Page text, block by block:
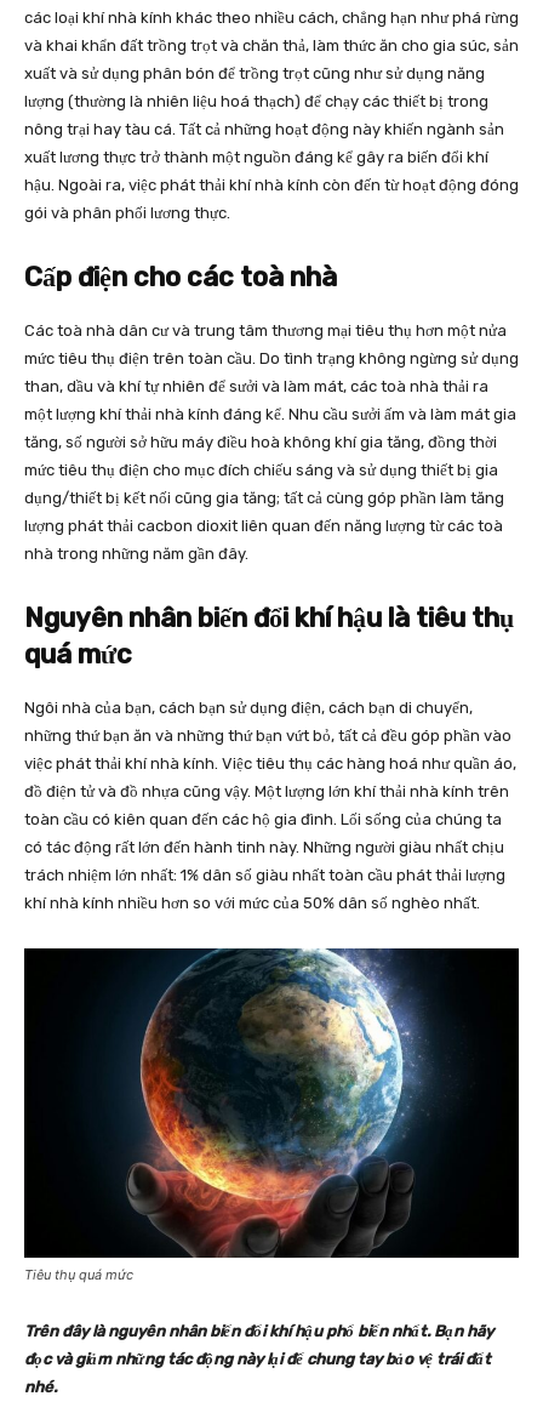
các loại khí nhà kính khác theo nhiều cách, chẳng hạn như phá rừng
và khai khẩn đất trồng trọt và chăn thả, làm thức ăn cho gia súc, sản
xuất và sử dụng phân bón để trồng trọt cũng như sử dụng năng
lượng (thường là nhiên liệu hoá thạch) để chạy các thiết bị trong
nông trại hay tàu cá. Tất cả những hoạt động này khiến ngành sản
xuất lương thực trở thành một nguồn đáng kể gây ra biến đổi khí
hậu. Ngoài ra, việc phát thải khí nhà kính còn đến từ hoạt động đóng
gói và phân phối lương thực.
Cấp điện cho các toà nhà
Các toà nhà dân cư và trung tâm thương mại tiêu thụ hơn một nửa
mức tiêu thụ điện trên toàn cầu. Do tình trạng không ngừng sử dụng
than, dầu và khí tự nhiên để sưởi và làm mát, các toà nhà thải ra
một lượng khí thải nhà kính đáng kể. Nhu cầu sưởi ấm và làm mát gia
tăng, số người sở hữu máy điều hoà không khí gia tăng, đồng thời
mức tiêu thụ điện cho mục đích chiếu sáng và sử dụng thiết bị gia
dụng/thiết bị kết nối cũng gia tăng; tất cả cùng góp phần làm tăng
lượng phát thải cacbon dioxit liên quan đến năng lượng từ các toà
nhà trong những năm gần đây.
Nguyên nhân biến đổi khí hậu là tiêu thụ
quá mức
Ngôi nhà của bạn, cách bạn sử dụng điện, cách bạn di chuyển,
những thứ bạn ăn và những thứ bạn vứt bỏ, tất cả đều góp phần vào
việc phát thải khí nhà kính. Việc tiêu thụ các hàng hoá như quần áo,
đồ điện tử và đồ nhựa cũng vậy. Một lượng lớn khí thải nhà kính trên
toàn cầu có kiên quan đến các hộ gia đình. Lối sống của chúng ta
có tác động rất lớn đến hành tinh này. Những người giàu nhất chịu
trách nhiệm lớn nhất: 1% dân số giàu nhất toàn cầu phát thải lượng
khí nhà kính nhiều hơn so với mức của 50% dân số nghèo nhất.
Tiêu thụ quá mức
Trên đây là nguyên nhân biến đổi khí hậu phổ biến nhất. Bạn hãy
đọc và giảm những tác động này lại để chung tay bảo vệ trái đất
nhé.